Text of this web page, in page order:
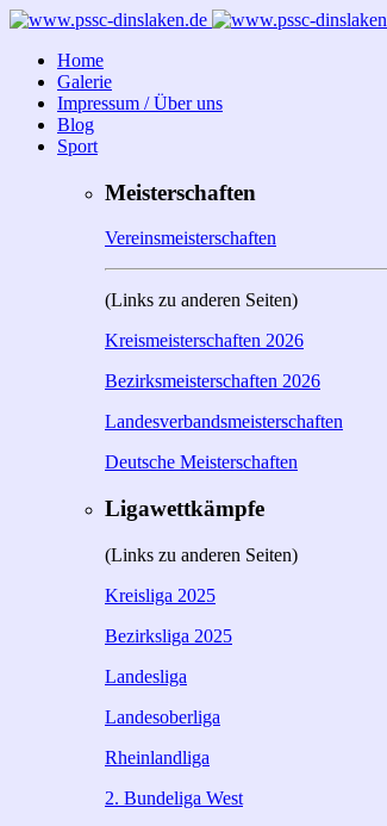
Home
Galerie
Impressum / Über uns
Blog
Sport
Meisterschaften
Vereinsmeisterschaften
(Links zu anderen Seiten)
Kreismeisterschaften 2026
Bezirksmeisterschaften 2026
Landesverbandsmeisterschaften
Deutsche Meisterschaften
Ligawettkämpfe
(Links zu anderen Seiten)
Kreisliga 2025
Bezirksliga 2025
Landesliga
Landesoberliga
Rheinlandliga
2. Bundeliga West